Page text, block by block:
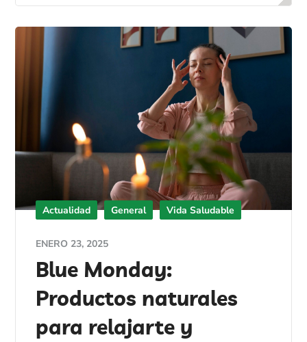
Actualidad General Vida Saludable
ENERO 23, 2025
Blue Monday:
Productos naturales
para relajarte y